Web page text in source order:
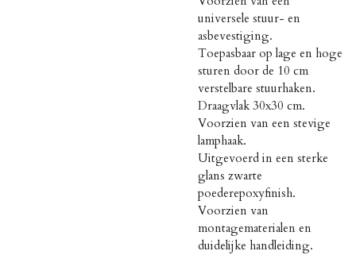
universele stuur- en
asbevestiging.
Toepasbaar op lage en hoge
sturen door de 10 cm
verstelbare stuurhaken.
Draagvlak 30x30 cm.
Voorzien van een stevige
lamphaak.
Uitgevoerd in een sterke
glans zwarte
poederepoxyfinish.
Voorzien van
montagematerialen en
duidelijke handleiding.